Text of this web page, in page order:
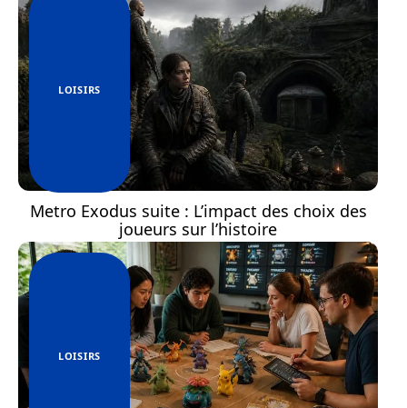
LOISIRS
Metro Exodus suite : L’impact des choix des
joueurs sur l’histoire
LOISIRS